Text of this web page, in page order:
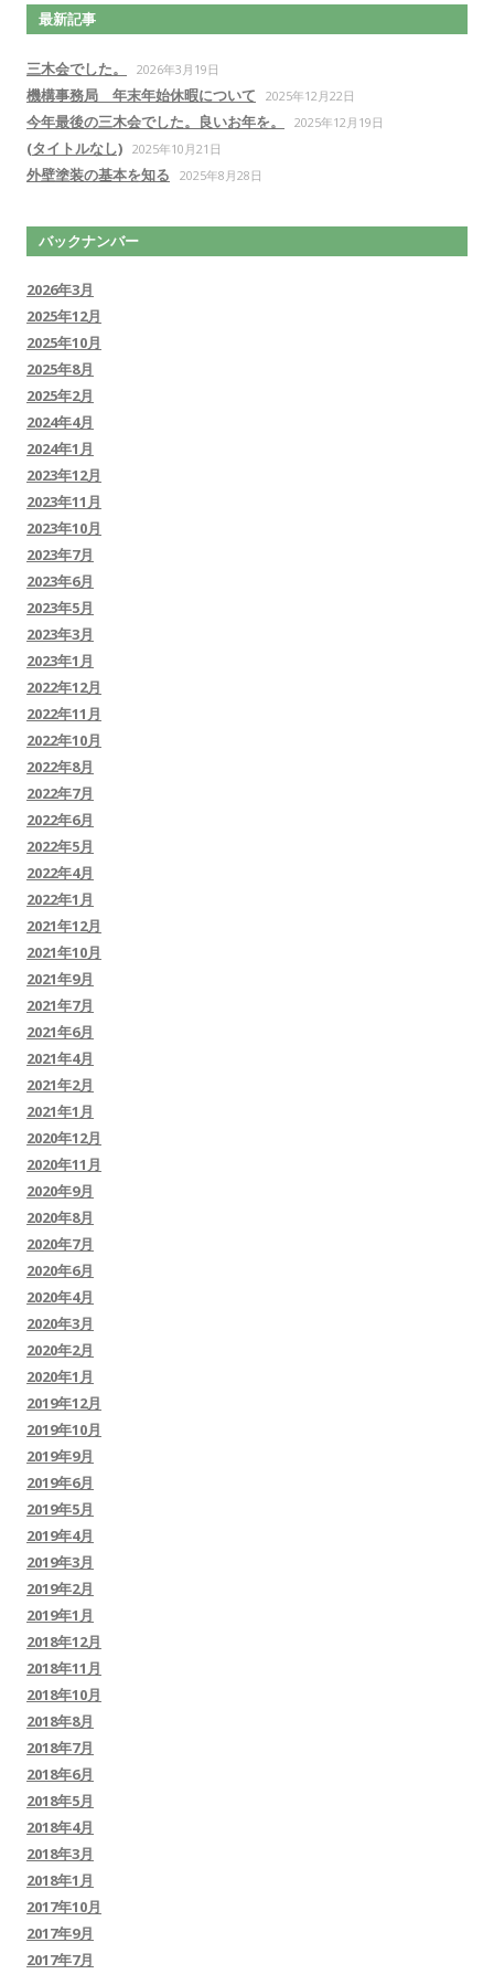
最新記事
三木会でした。 2026年3月19日
機構事務局 年末年始休暇について 2025年12月22日
今年最後の三木会でした。良いお年を。 2025年12月19日
(タイトルなし) 2025年10月21日
外壁塗装の基本を知る 2025年8月28日
バックナンバー
2026年3月
2025年12月
2025年10月
2025年8月
2025年2月
2024年4月
2024年1月
2023年12月
2023年11月
2023年10月
2023年7月
2023年6月
2023年5月
2023年3月
2023年1月
2022年12月
2022年11月
2022年10月
2022年8月
2022年7月
2022年6月
2022年5月
2022年4月
2022年1月
2021年12月
2021年10月
2021年9月
2021年7月
2021年6月
2021年4月
2021年2月
2021年1月
2020年12月
2020年11月
2020年9月
2020年8月
2020年7月
2020年6月
2020年4月
2020年3月
2020年2月
2020年1月
2019年12月
2019年10月
2019年9月
2019年6月
2019年5月
2019年4月
2019年3月
2019年2月
2019年1月
2018年12月
2018年11月
2018年10月
2018年8月
2018年7月
2018年6月
2018年5月
2018年4月
2018年3月
2018年1月
2017年10月
2017年9月
2017年7月